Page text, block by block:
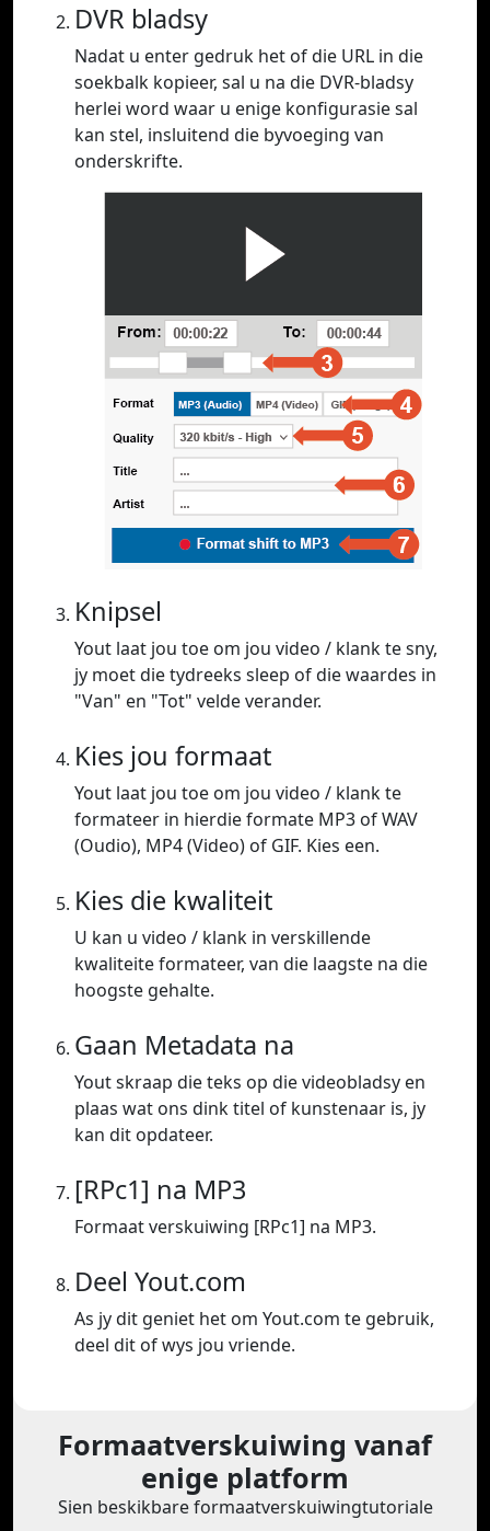
DVR bladsy
Nadat u enter gedruk het of die URL in die
soekbalk kopieer, sal u na die DVR-bladsy
herlei word waar u enige konfigurasie sal
kan stel, insluitend die byvoeging van
onderskrifte.
Knipsel
Yout laat jou toe om jou video / klank te sny,
jy moet die tydreeks sleep of die waardes in
"Van" en "Tot" velde verander.
Kies jou formaat
Yout laat jou toe om jou video / klank te
formateer in hierdie formate MP3 of WAV
(Oudio), MP4 (Video) of GIF. Kies een.
Kies die kwaliteit
U kan u video / klank in verskillende
kwaliteite formateer, van die laagste na die
hoogste gehalte.
Gaan Metadata na
Yout skraap die teks op die videobladsy en
plaas wat ons dink titel of kunstenaar is, jy
kan dit opdateer.
[RPc1] na MP3
Formaat verskuiwing [RPc1] na MP3.
Deel Yout.com
As jy dit geniet het om Yout.com te gebruik,
deel dit of wys jou vriende.
Formaatverskuiwing vanaf
enige platform
Sien beskikbare formaatverskuiwingtutoriale